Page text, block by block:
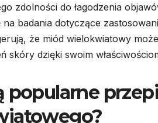
zdolności do łagodzenia
badania dotyczące
że miód wielokwiatowy
skóry dzięki swoim
popularne